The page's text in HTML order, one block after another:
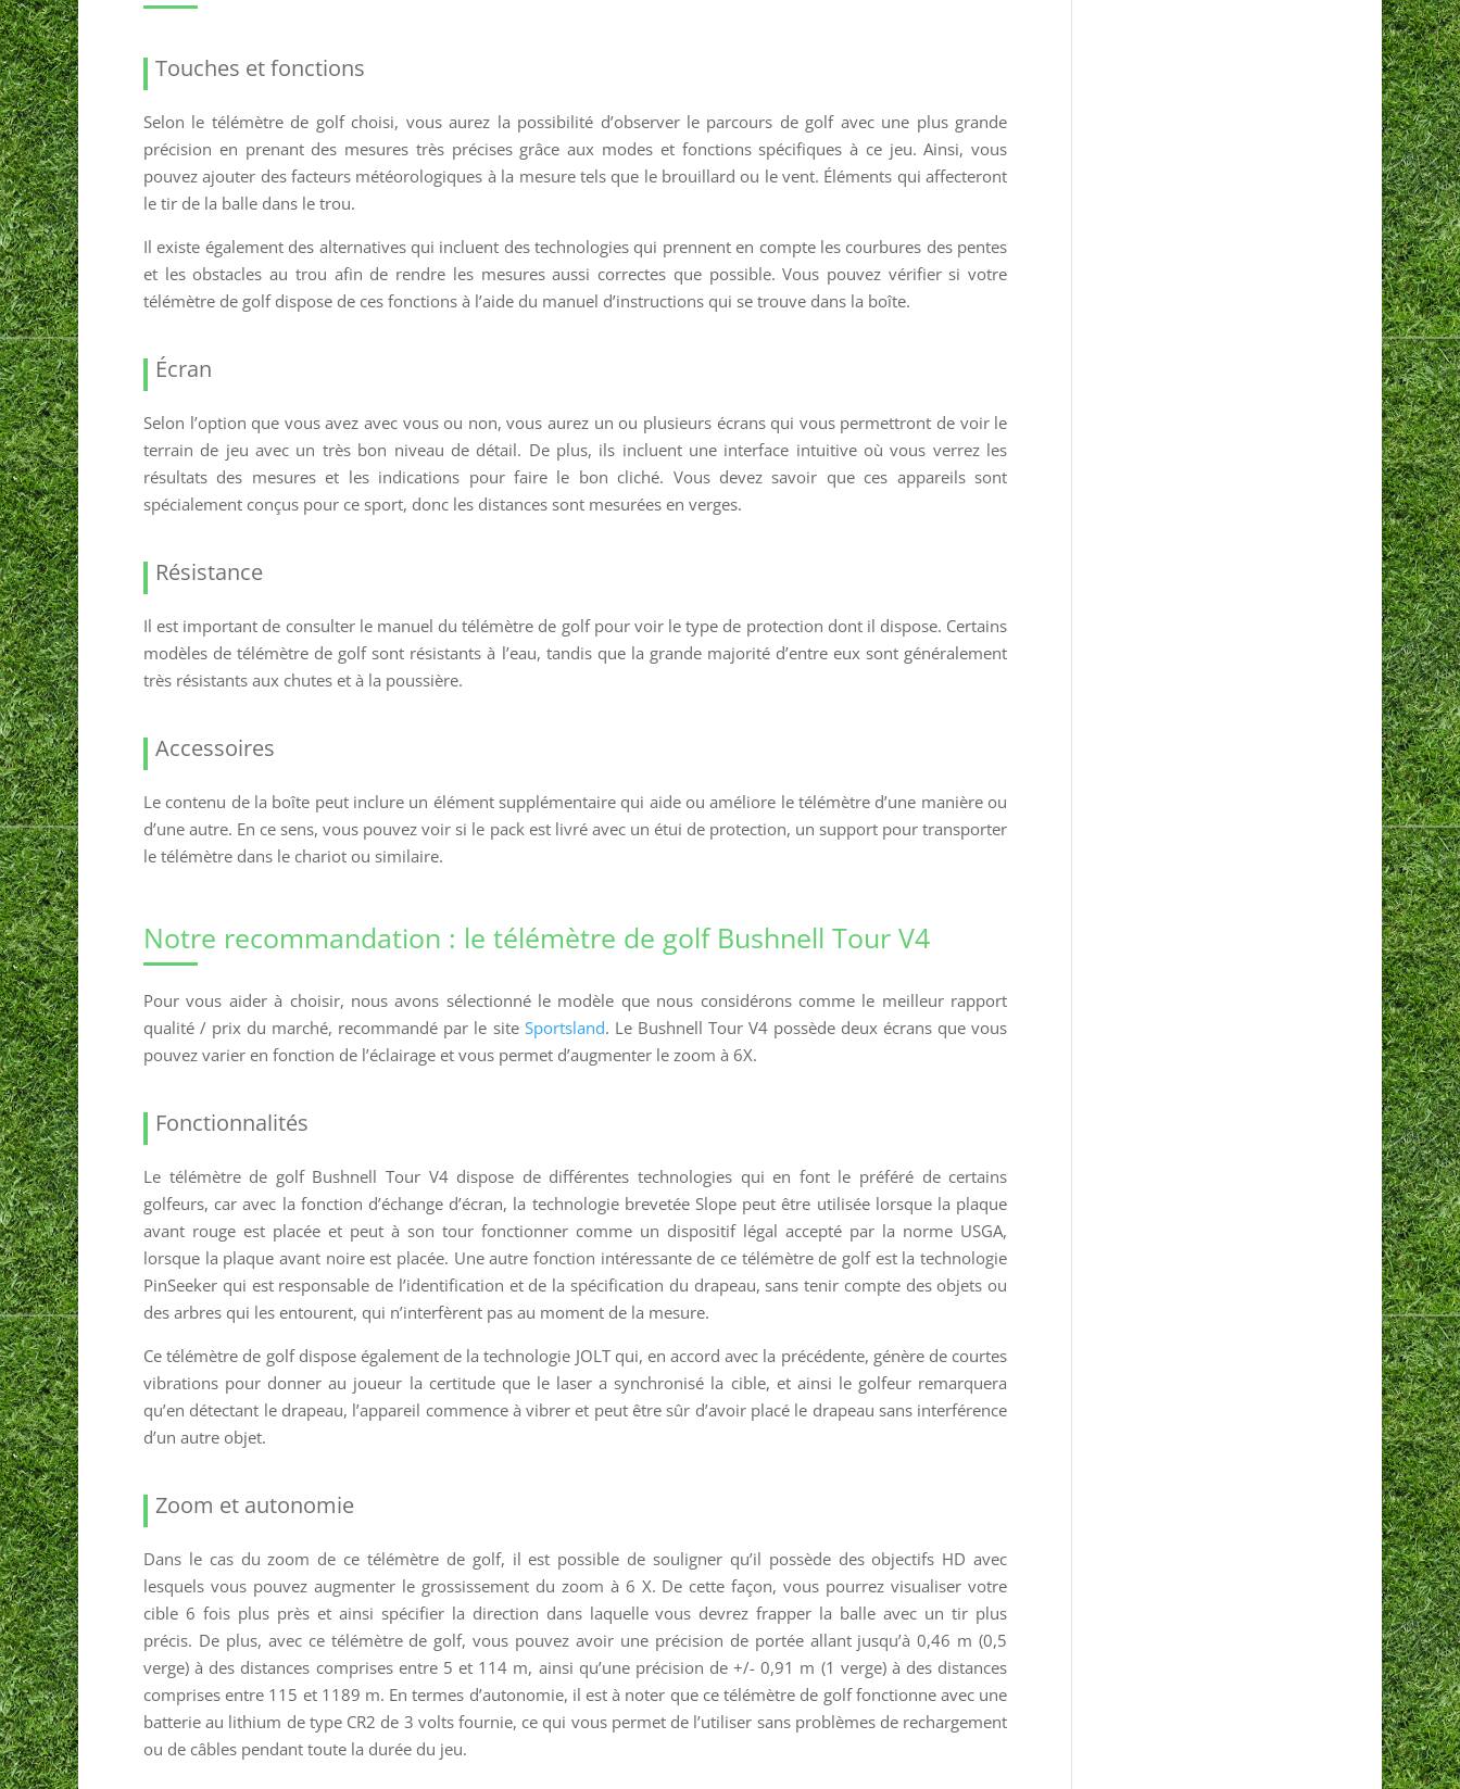
Touches et fonctions
Selon le télémètre de golf choisi, vous aurez la possibilité d’observer le parcours de golf avec une plus grande
précision en prenant des mesures très précises grâce aux modes et fonctions spécifiques à ce jeu. Ainsi, vous
pouvez ajouter des facteurs météorologiques à la mesure tels que le brouillard ou le vent. Éléments qui affecteront
le tir de la balle dans le trou.
Il existe également des alternatives qui incluent des technologies qui prennent en compte les courbures des pentes
et les obstacles au trou afin de rendre les mesures aussi correctes que possible. Vous pouvez vérifier si votre
télémètre de golf dispose de ces fonctions à l’aide du manuel d’instructions qui se trouve dans la boîte.
Écran
Selon l’option que vous avez avec vous ou non, vous aurez un ou plusieurs écrans qui vous permettront de voir le
terrain de jeu avec un très bon niveau de détail. De plus, ils incluent une interface intuitive où vous verrez les
résultats des mesures et les indications pour faire le bon cliché. Vous devez savoir que ces appareils sont
spécialement conçus pour ce sport, donc les distances sont mesurées en verges.
Résistance
Il est important de consulter le manuel du télémètre de golf pour voir le type de protection dont il dispose. Certains
modèles de télémètre de golf sont résistants à l’eau, tandis que la grande majorité d’entre eux sont généralement
très résistants aux chutes et à la poussière.
Accessoires
Le contenu de la boîte peut inclure un élément supplémentaire qui aide ou améliore le télémètre d’une manière ou
d’une autre. En ce sens, vous pouvez voir si le pack est livré avec un étui de protection, un support pour transporter
le télémètre dans le chariot ou similaire.
Notre recommandation : le télémètre de golf Bushnell Tour V4
Pour vous aider à choisir, nous avons sélectionné le modèle que nous considérons comme le meilleur rapport
qualité / prix du marché, recommandé par le site Sportsland. Le Bushnell Tour V4 possède deux écrans que vous
pouvez varier en fonction de l’éclairage et vous permet d’augmenter le zoom à 6X.
Fonctionnalités
Le télémètre de golf Bushnell Tour V4 dispose de différentes technologies qui en font le préféré de certains
golfeurs, car avec la fonction d’échange d’écran, la technologie brevetée Slope peut être utilisée lorsque la plaque
avant rouge est placée et peut à son tour fonctionner comme un dispositif légal accepté par la norme USGA,
lorsque la plaque avant noire est placée. Une autre fonction intéressante de ce télémètre de golf est la technologie
PinSeeker qui est responsable de l’identification et de la spécification du drapeau, sans tenir compte des objets ou
des arbres qui les entourent, qui n’interfèrent pas au moment de la mesure.
Ce télémètre de golf dispose également de la technologie JOLT qui, en accord avec la précédente, génère de courtes
vibrations pour donner au joueur la certitude que le laser a synchronisé la cible, et ainsi le golfeur remarquera
qu’en détectant le drapeau, l’appareil commence à vibrer et peut être sûr d’avoir placé le drapeau sans interférence
d’un autre objet.
Zoom et autonomie
Dans le cas du zoom de ce télémètre de golf, il est possible de souligner qu’il possède des objectifs HD avec
lesquels vous pouvez augmenter le grossissement du zoom à 6 X. De cette façon, vous pourrez visualiser votre
cible 6 fois plus près et ainsi spécifier la direction dans laquelle vous devrez frapper la balle avec un tir plus
précis. De plus, avec ce télémètre de golf, vous pouvez avoir une précision de portée allant jusqu’à 0,46 m (0,5
verge) à des distances comprises entre 5 et 114 m, ainsi qu’une précision de +/- 0,91 m (1 verge) à des distances
comprises entre 115 et 1189 m. En termes d’autonomie, il est à noter que ce télémètre de golf fonctionne avec une
batterie au lithium de type CR2 de 3 volts fournie, ce qui vous permet de l’utiliser sans problèmes de rechargement
ou de câbles pendant toute la durée du jeu.